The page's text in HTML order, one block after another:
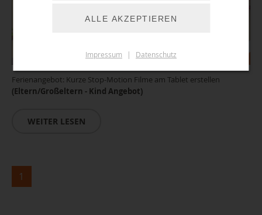
Ferienangebot: Kurze Stop-Motion Filme am Tablet erstellen
(Eltern/Großeltern - Kind Angebot)
WEITER LESEN
1
ALLE AKZEPTIEREN
Impressum | Datenschutz